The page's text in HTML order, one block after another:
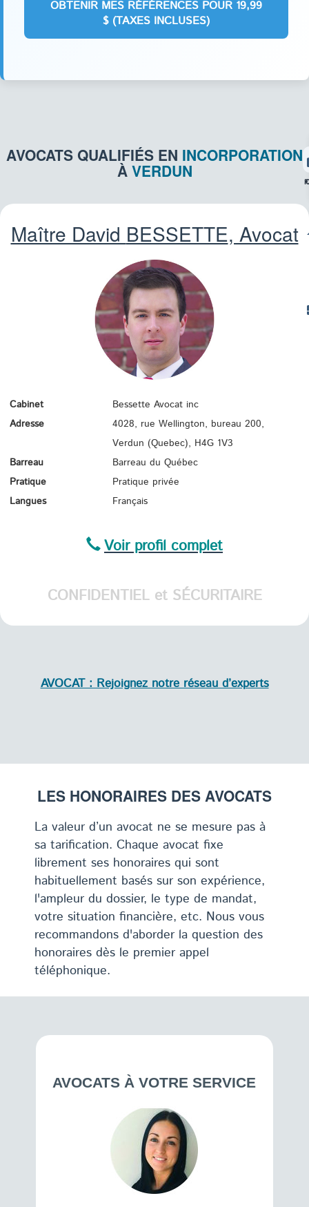
AVOCATS QUALIFIÉS EN INCORPORATION
À VERDUN
Maître David BESSETTE, Avocat
Cabinet
Bessette Avocat inc
Adresse
4028, rue Wellington, bureau 200,
Verdun (Quebec), H4G 1V3
Barreau
Barreau du Québec
Pratique
Pratique privée
Langues
Français
Voir profil complet
CONFIDENTIEL et SÉCURITAIRE
AVOCAT : Rejoignez notre réseau d’experts
LES HONORAIRES DES AVOCATS
La valeur d’un avocat ne se mesure pas à
sa tarification. Chaque avocat fixe
librement ses honoraires qui sont
habituellement basés sur son expérience,
l'ampleur du dossier, le type de mandat,
votre situation financière, etc. Nous vous
recommandons d'aborder la question des
honoraires dès le premier appel
téléphonique.
AVOCATS À VOTRE SERVICE